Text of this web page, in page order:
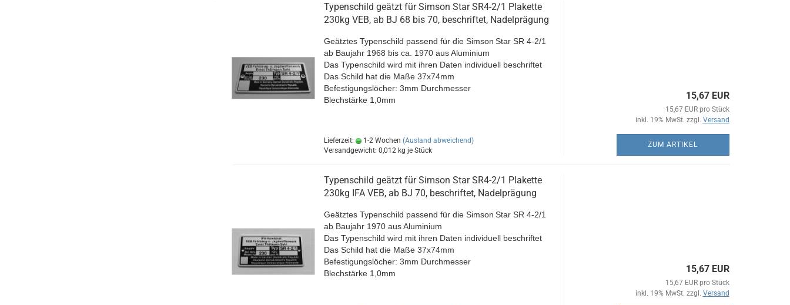
Typenschild geätzt für Simson Star SR4-2/1 Plakette
230kg VEB, ab BJ 68 bis 70, beschriftet, Nadelprägung
Geätztes Typenschild passend für die Simson Star SR 4-2/1
ab Baujahr 1968 bis ca. 1970 aus Aluminium
Das Typenschild wird mit ihren Daten individuell beschriftet
Das Schild hat die Maße 37x74mm
Befestigungslöcher: 3mm Durchmesser
Blechstärke 1,0mm
Lieferzeit: 1-2 Wochen (Ausland abweichend)
Versandgewicht: 0,012kg je Stück
15,67 EUR
15,67 EUR pro Stück
inkl. 19% MwSt. zzgl. Versand
ZUM ARTIKEL
Typenschild geätzt für Simson Star SR4-2/1 Plakette
230kg IFA VEB, ab BJ 70, beschriftet, Nadelprägung
Geätztes Typenschild passend für die Simson Star SR 4-2/1
ab Baujahr 1970 aus Aluminium
Das Typenschild wird mit ihren Daten individuell beschriftet
Das Schild hat die Maße 37x74mm
Befestigungslöcher: 3mm Durchmesser
Blechstärke 1,0mm
15,67 EUR
15,67 EUR pro Stück
inkl. 19% MwSt. zzgl. Versand